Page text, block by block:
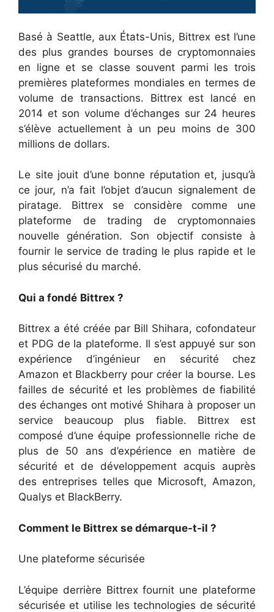
Basé à Seattle, aux États-Unis, Bittrex est l’une
des plus grandes bourses de cryptomonnaies
en ligne et se classe souvent parmi les trois
premières plateformes mondiales en termes de
volume de transactions. Bittrex est lancé en
2014 et son volume d’échanges sur 24 heures
s’élève actuellement à un peu moins de 300
millions de dollars.
Le site jouit d’une bonne réputation et, jusqu’à
ce jour, n’a fait l’objet d’aucun signalement de
piratage. Bittrex se considère comme une
plateforme de trading de cryptomonnaies
nouvelle génération. Son objectif consiste à
fournir le service de trading le plus rapide et le
plus sécurisé du marché.
Qui a fondé Bittrex ?
Bittrex a été créée par Bill Shihara, cofondateur
et PDG de la plateforme. Il s’est appuyé sur son
expérience d’ingénieur en sécurité chez
Amazon et Blackberry pour créer la bourse. Les
failles de sécurité et les problèmes de fiabilité
des échanges ont motivé Shihara à proposer un
service beaucoup plus fiable. Bittrex est
composé d’une équipe professionnelle riche de
plus de 50 ans d’expérience en matière de
sécurité et de développement acquis auprès
des entreprises telles que Microsoft, Amazon,
Qualys et BlackBerry.
Comment le Bittrex se démarque-t-il ?
Une plateforme sécurisée
L’équipe derrière Bittrex fournit une plateforme
sécurisée et utilise les technologies de sécurité